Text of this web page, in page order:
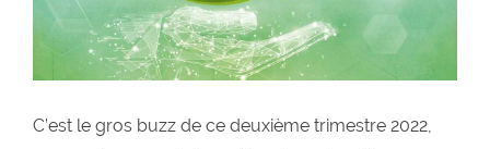
C’est le gros buzz de ce deuxième trimestre 2022,